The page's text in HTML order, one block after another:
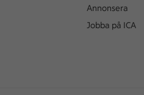
Annonsera
Jobba på ICA